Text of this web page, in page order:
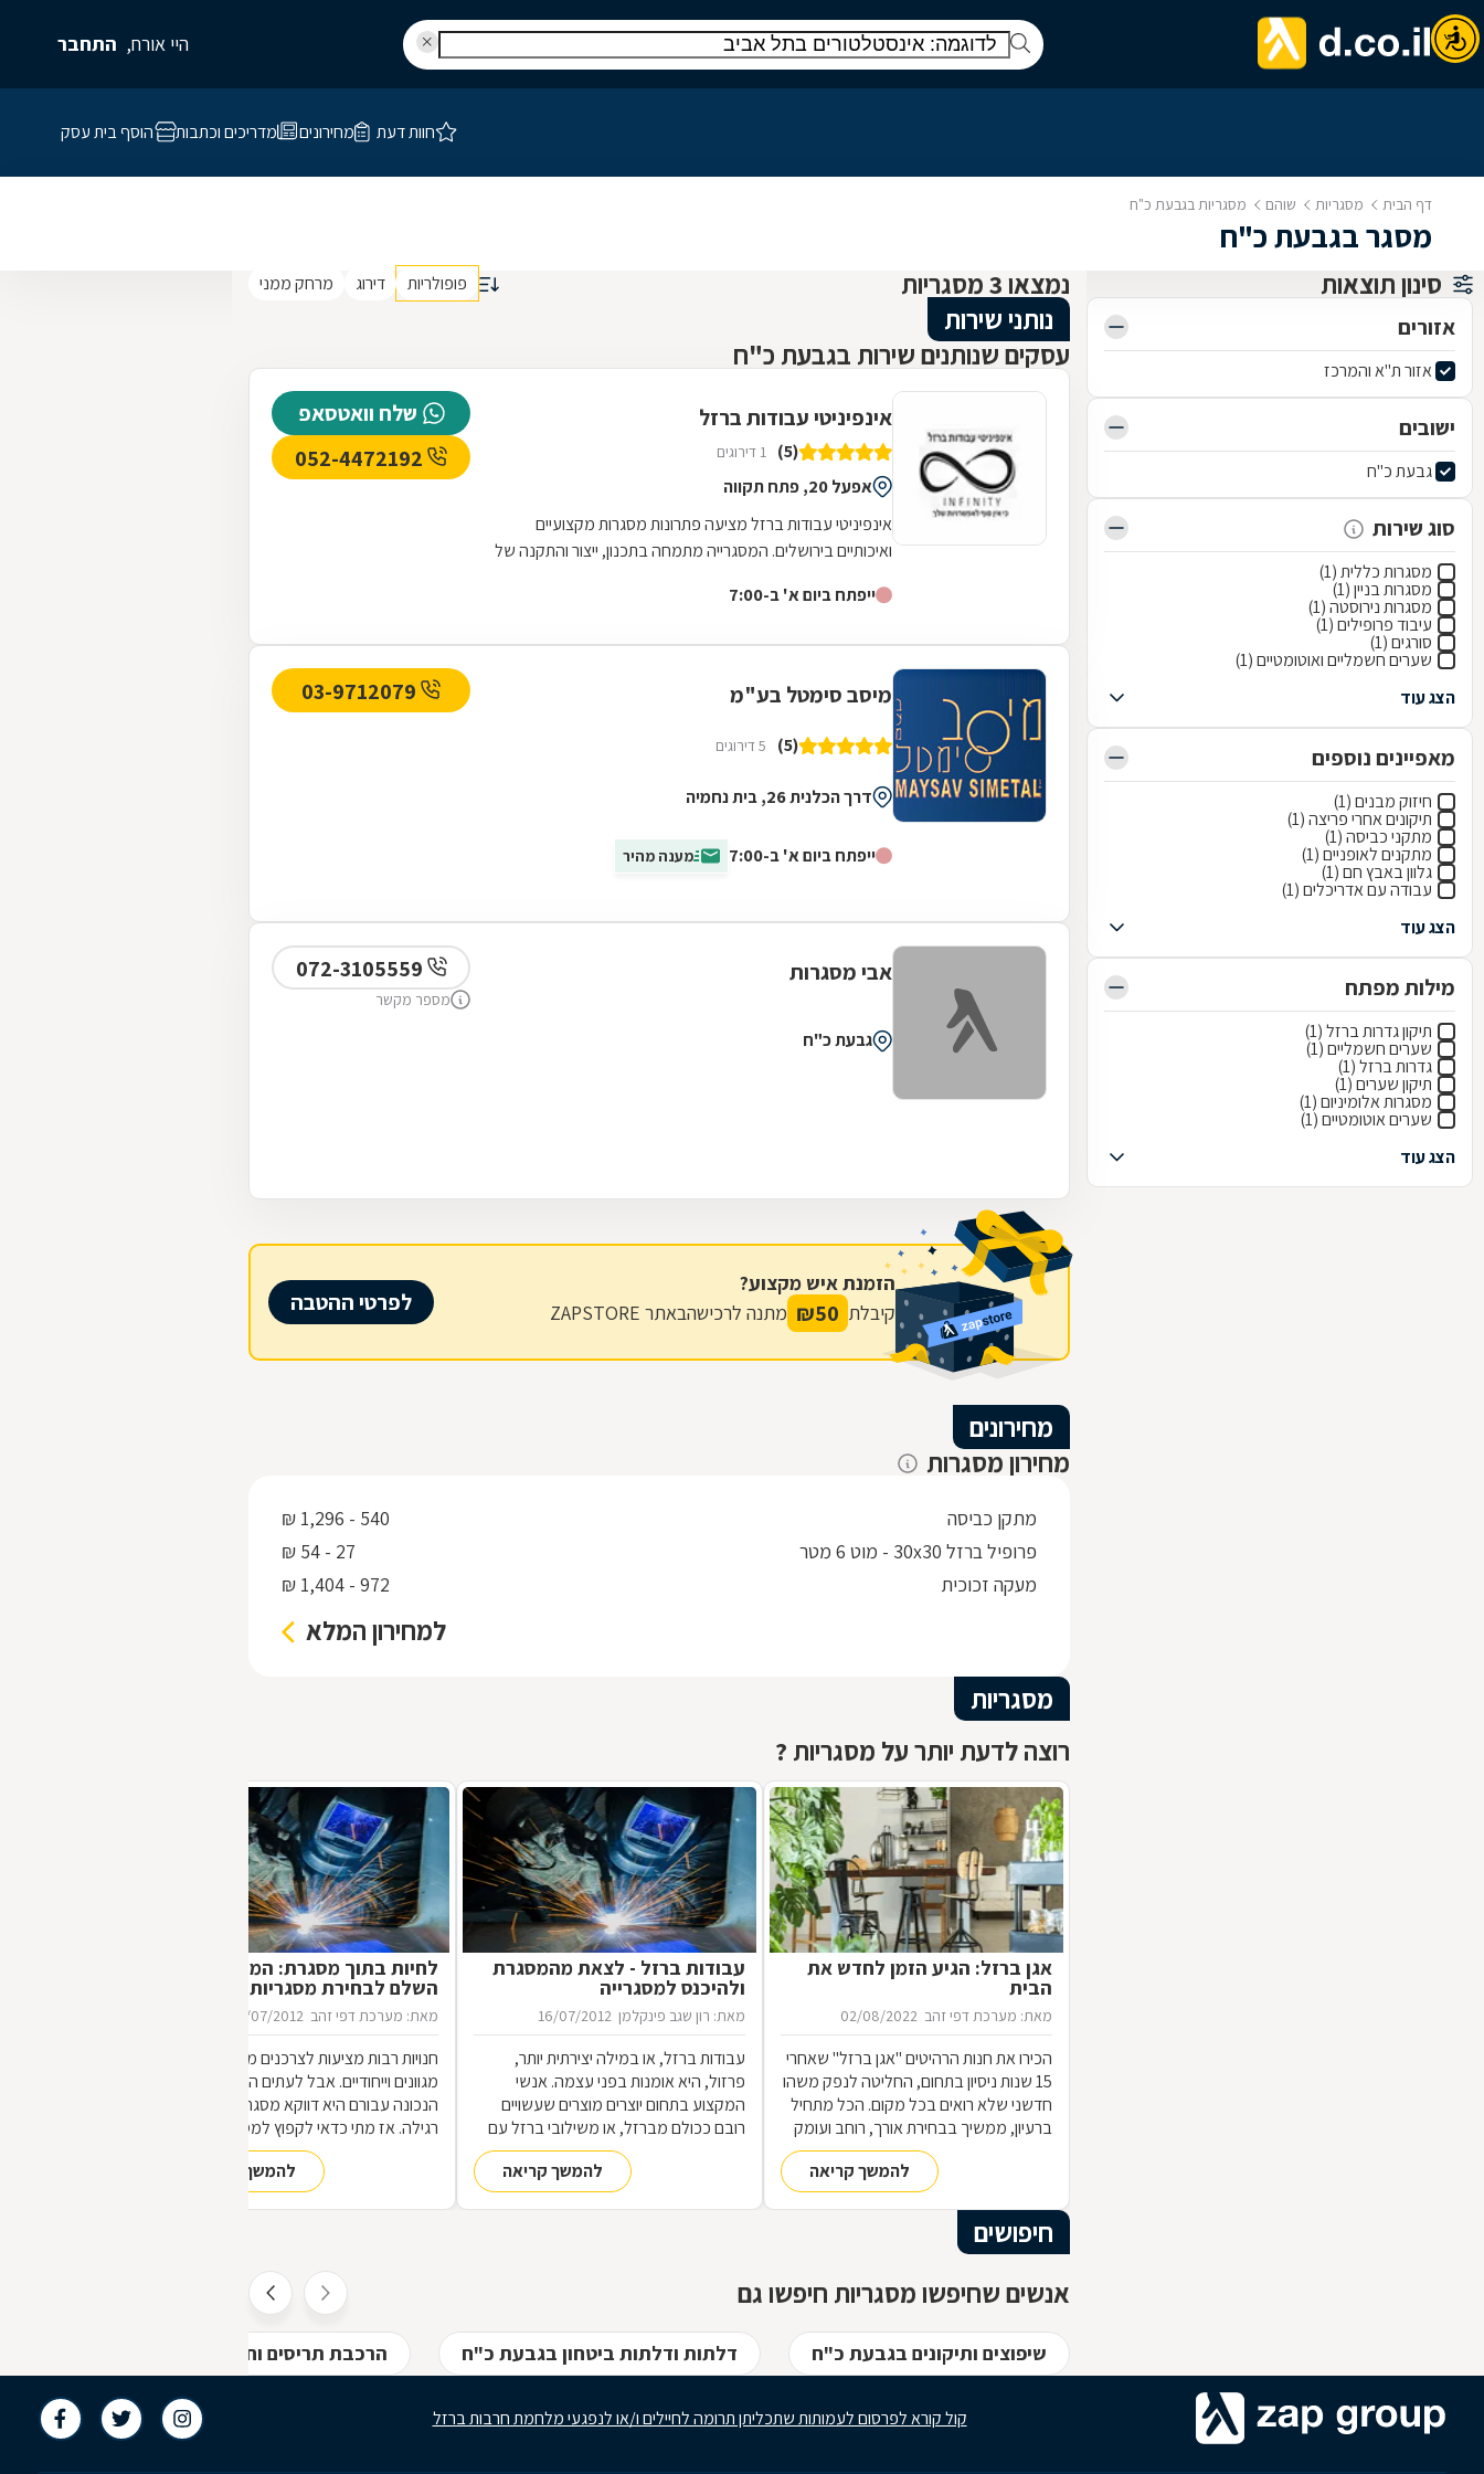
היי אורח, התחבר
חוות דעת מחירונים מדריכים וכתבות הוסף בית עסק
דף הבית מסגריות שוהם מסגריות בגבעת כ"ח
מסגר בגבעת כ"ח
סינון תוצאות
אזורים
אזור ת"א והמרכז
ישובים
גבעת כ"ח
סוג שירות
מסגרות כללית (1)
מסגרות בניין (1)
מסגרות נירוסטה (1)
עיבוד פרופילים (1)
סורגים (1)
שערים חשמליים ואוטומטיים (1)
הצג עוד
מאפיינים נוספים
חיזוק מבנים (1)
תיקונים אחרי פריצה (1)
מתקני כביסה (1)
מתקנים לאופניים (1)
גלוון באבץ חם (1)
עבודה עם אדריכלים (1)
הצג עוד
מילות מפתח
תיקון גדרות ברזל (1)
שערים חשמליים (1)
גדרות ברזל (1)
תיקון שערים (1)
מסגרות אלומיניום (1)
שערים אוטומטיים (1)
הצג עוד
נמצאו 3 מסגריות פופולריות דירוג מרחק ממני
נותני שירות
עסקים שנותנים שירות בגבעת כ"ח
אינפיניטי עבודות ברזל
(5) 1 דירוגים
אפעל 20, פתח תקווה
אינפיניטי עבודות ברזל מציעה פתרונות מסגרות מקצועיים
ואיכותיים בירושלים. המסגרייה מתמחה בתכנון, ייצור והתקנה של
ייפתח ביום א' ב-7:00
שלח וואטסאפ
מיסב סימטל בע"מ
(5) 5 דירוגים
דרך הכלנית 26, בית נחמיה
ייפתח ביום א' ב-7:00 מענה מהיר
אבי מסגרות
גבעת כ"ח
מספר מקשר
הזמנת איש מקצוע?
קיבלת 50
₪ מתנה לרכישהבאתר ZAPSTORE לפרטי ההטבה
מחירונים
מחירון מסגרות
מתקן כביסה
540 - 1,296 ₪
פרופיל ברזל 30x30 - מוט 6 מטר
27 - 54 ₪
מעקה זכוכית
972 - 1,404 ₪
למחירון המלא
מסגריות
רוצה לדעת יותר על מסגריות ?
אגן ברזל: הגיע הזמן לחדש את
הבית
מאת: מערכת דפי זהב 02/08/2022
הכירו את חנות הרהיטים ''אגן ברזל'' שאחרי
15 שנות ניסיון בתחום, החליטה לנפק משהו
חדשני שלא רואים בכל מקום. הכל מתחיל
ברעיון, ממשיך בבחירת אורך, רוחב ועומק
הרהיט שלכם, ממשיך בייצור מקורי ממיטב
חומרי הגלם ומסתיים ביצירת הפתרון
המרשים והמעשי ביותר עבורכם
להמשך קריאה
עבודות ברזל - לצאת מהמסגרת
ולהיכנס למסגרייה
מאת: רון שגב פינקלמן 16/07/2012
עבודות ברזל, או במילה יצירתית יותר,
פרזול, היא אומנות בפני עצמה. אנשי
המקצוע בתחום יוצרים מוצרים שעשויים
רובם ככולם מברזל, או משילובי ברזל עם
חומרים אחרים, וזאת במגוון רחב של
תחומים: ריהוט, מוצרי נוי, סורגים, שערים
ועוד-ועוד. על אף היותו חומר גס ומחוספס,
להמשך קריאה
לחיות בתוך מסגרת: המדריך
השלם לבחירת מסגריות
מאת: מערכת דפי זהב 16/07/2012
חנויות רבות מציעות לצרכנים מוצרי מתכת
מגוונים וייחודיים. אבל לעתים הכתובת
הנכונה עבורם היא דווקא מסגריה ולא חנות
רגילה. אז מתי כדאי לקפוץ למסגריה ומה
הופך אותה לראויה?
להמשך קריאה
חיפושים
אנשים שחיפשו מסגריות חיפשו גם
שיפוצים ותיקונים בגבעת כ"ח דלתות ודלתות ביטחון בגבעת כ"ח הרכבת תריסים וחלונות בגבעת כ"ח
קול קורא לפרסום לעמותות שתכליתן תרומה לחיילים ו/או לנפגעי מלחמת חרבות ברזל